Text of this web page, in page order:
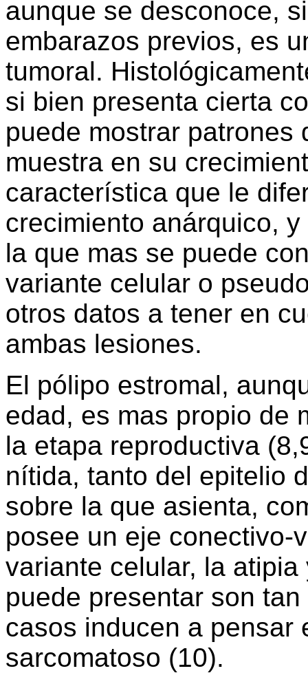
aunque se desconoce,
embarazos previos, es
tumoral.
si bien presenta cierta
puede mostrar patrones
muestra en su
característica que le
crecimiento anárquico,
la que mas se puede
variante celular o
otros datos a tener en
ambas lesiones.
El pólipo estromal,
edad, es mas propio de
la etapa reproductiva
nítida, tanto del epitelio
sobre la que asienta,
posee un eje conectivo-
variante celular, la
puede presentar son
casos inducen a pensar
sarcomatoso (10).